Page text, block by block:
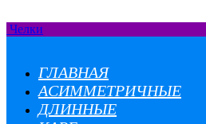
Челки
ГЛАВНАЯ
АСИММЕТРИЧНЫЕ
ДЛИННЫЕ